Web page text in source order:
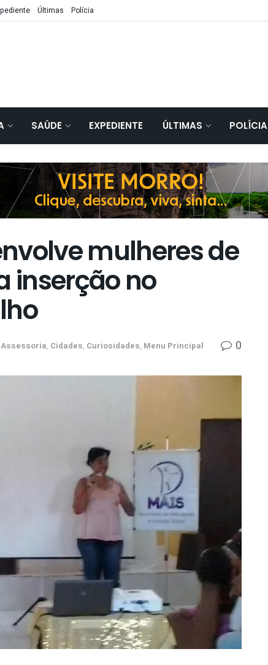
Últimas Polícia
SAÚDE EXPEDIENTE ÚLTIMAS POLÍCIA
mulheres de
inserção no
Assessoria, Cidades, Curiosidades, Menu Principal 0